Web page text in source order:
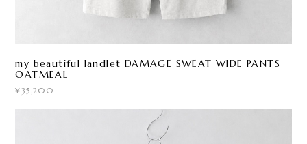
my beautiful landlet DAMAGE SWEAT WIDE PANTS
OATMEAL
¥35,200